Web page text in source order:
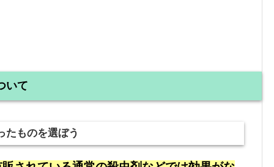
いて
たものを選ぼう